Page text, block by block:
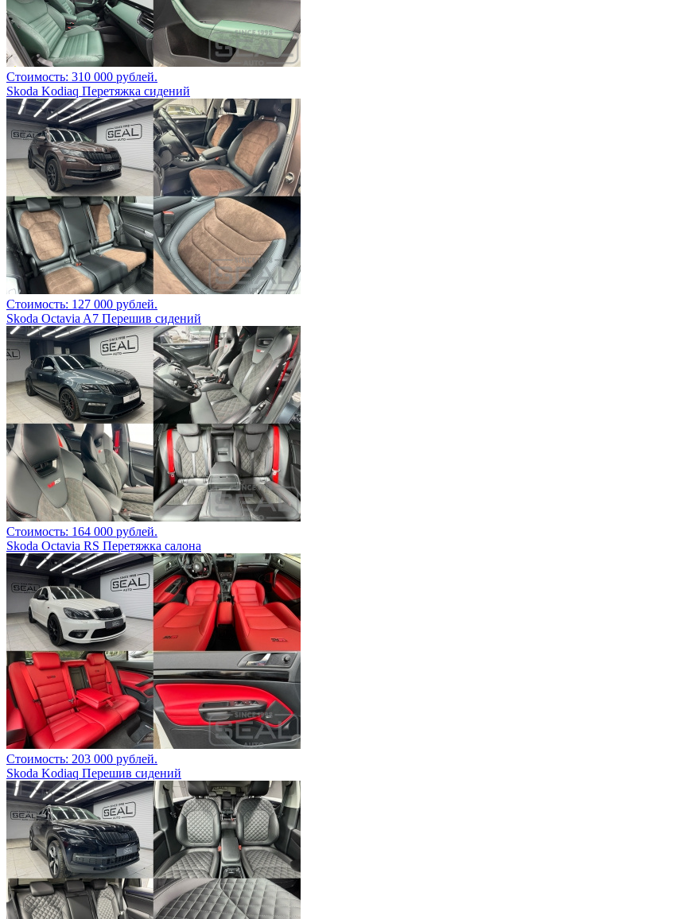
Стоимость: 310 000 рублей.
Skoda Kodiaq Перетяжка сидений
Стоимость: 127 000 рублей.
Skoda Octavia A7 Перешив сидений
Стоимость: 164 000 рублей.
Skoda Octavia RS Перетяжка салона
Стоимость: 203 000 рублей.
Skoda Kodiaq Перешив сидений